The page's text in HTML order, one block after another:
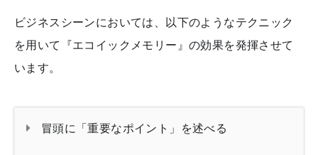
ビジネスシーンにおいては、以下のようなテクニック
を用いて『エコイックメモリー』の効果を発揮させて
います。
冒頭に「重要なポイント」を述べる